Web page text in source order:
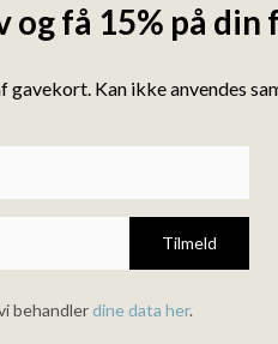
få 15% på
Kan ikke anvendes
Tilmeld
behandlerdine data her.